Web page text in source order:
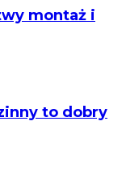
montaż i
to dobry